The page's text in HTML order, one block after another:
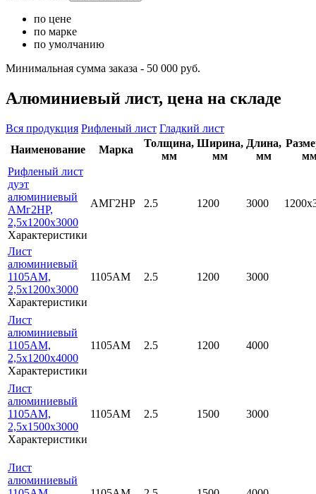
по цене
по марке
по умолчанию
Минимальная сумма заказа - 50 000 руб.
Алюминиевый лист, цена на складе
Вся продукция Рифленый лист Гладкий лист
Наименование
Марка
Толщина,
мм
Ширина,
мм
Длина,
мм
Рифленый лист
дуэт
алюминиевый
АМг2НР,
2,5х1200х3000
Характеристики
АМГ2НР 2.5 1200 3000
Лист
алюминиевый
1105АМ,
2,5х1200х3000
Характеристики
1105АМ 2.5 1200 3000
Лист
алюминиевый
1105АМ,
2,5х1200х4000
Характеристики
1105АМ 2.5 1200 4000
Лист
алюминиевый
1105АМ,
2,5х1500х3000
Характеристики
1105АМ 2.5 1500 3000
Лист
алюминиевый